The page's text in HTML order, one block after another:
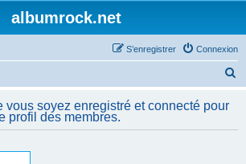
albumrock.net
Connexion
S’enregistrer
h
vous soyez enregistré et connecté pour
profil des membres.